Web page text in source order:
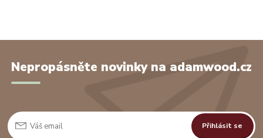
Nepropásněte novinky na adamwood.cz
Přihlásit se